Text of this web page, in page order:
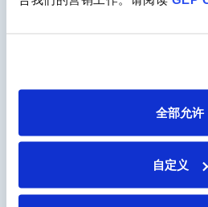
全部允许
自定义